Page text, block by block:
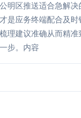
明区推送适合急解
是应务终端配合及
理建议准确从而精
步。内容